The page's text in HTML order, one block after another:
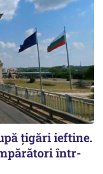
țigări ieftine.
într-